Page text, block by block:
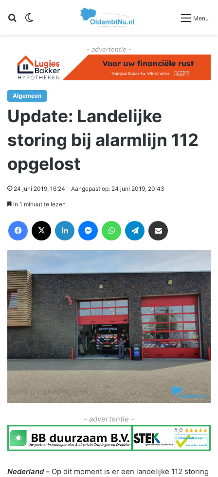
Zoeken Menu
- advertentie -
Algemeen
Update: Landelijke
storing bij alarmlijn 112
opgelost
24 juni 2019, 16:24 Aangepast op: 24 juni 2019, 20:43
In 1 minuut te lezen
- advertentie -
Nederland – Op dit moment is er een landelijke 112 storing